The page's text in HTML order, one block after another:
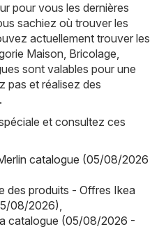
pour vous les dernières
sachiez où trouver les
actuellement trouver les
Maison, Bricolage,
sont valables pour une
pas et réalisez des
et consultez ces
catalogue (05/08/2026
des produits - Offres Ikea
08/2026),
catalogue (05/08/2026 -